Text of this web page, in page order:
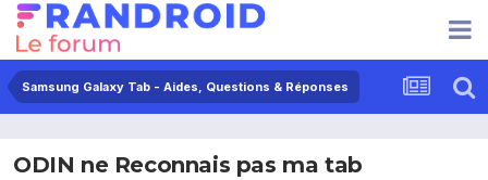
Samsung Galaxy Tab - Aides, Questions & Réponses
ODIN ne Reconnais pas ma tab